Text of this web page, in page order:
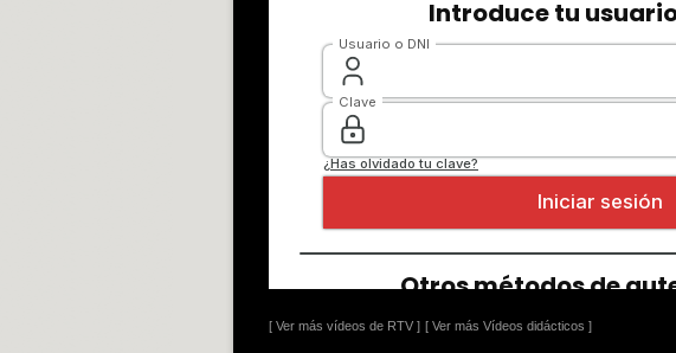
[ Ver más vídeos de RTV ] [ Ver más Vídeos didácticos ]